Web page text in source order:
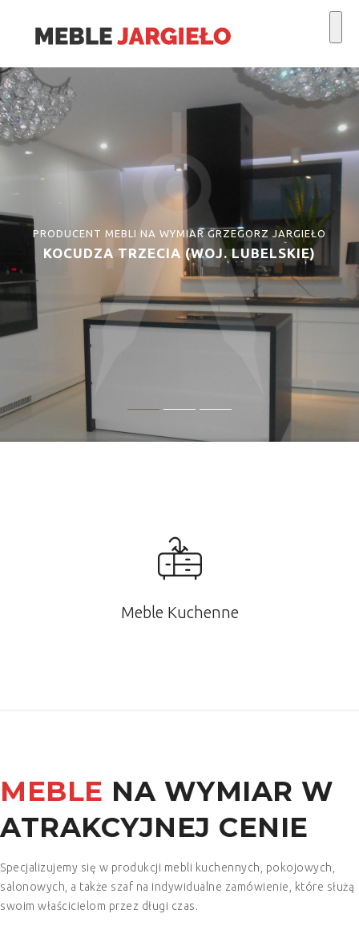
PRODUCENT MEBLI NA WYMIAR GRZEGORZ JARGIEŁO
KOCUDZA TRZECIA (WOJ. LUBELSKIE)
Meble Kuchenne
MEBLE NA WYMIAR W
ATRAKCYJNEJ CENIE
Specjalizujemy się w produkcji mebli kuchennych, pokojowych,
salonowych, a także szaf na indywidualne zamówienie, które służą
swoim właścicielom przez długi czas.